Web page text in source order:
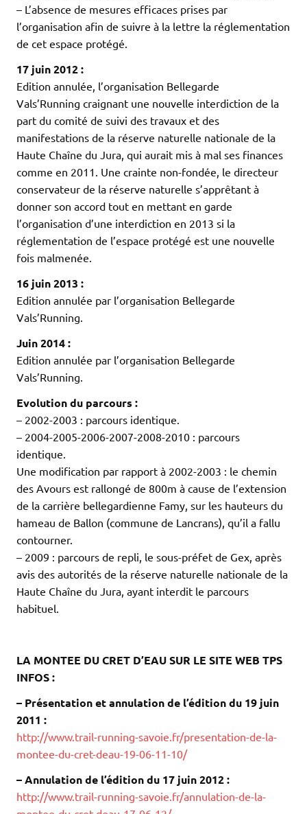
– L’absence de mesures efficaces prises par
l’organisation afin de suivre à la lettre la réglementation
de cet espace protégé.
17 juin 2012 :
Edition annulée, l’organisation Bellegarde
Vals’Running craignant une nouvelle interdiction de la
part du comité de suivi des travaux et des
manifestations de la réserve naturelle nationale de la
Haute Chaîne du Jura, qui aurait mis à mal ses finances
comme en 2011. Une crainte non-fondée, le directeur
conservateur de la réserve naturelle s’apprêtant à
donner son accord tout en mettant en garde
l’organisation d’une interdiction en 2013 si la
réglementation de l’espace protégé est une nouvelle
fois malmenée.
16 juin 2013 :
Edition annulée par l’organisation Bellegarde
Vals’Running.
Juin 2014 :
Edition annulée par l’organisation Bellegarde
Vals’Running.
Evolution du parcours :
– 2002-2003 : parcours identique.
– 2004-2005-2006-2007-2008-2010 : parcours
identique.
Une modification par rapport à 2002-2003 : le chemin
des Avours est rallongé de 800m à cause de l’extension
de la carrière bellegardienne Famy, sur les hauteurs du
hameau de Ballon (commune de Lancrans), qu’il a fallu
contourner.
– 2009 : parcours de repli, le sous-préfet de Gex, après
avis des autorités de la réserve naturelle nationale de la
Haute Chaîne du Jura, ayant interdit le parcours
habituel.
LA MONTEE DU CRET D’EAU SUR LE SITE WEB TPS
INFOS :
– Présentation et annulation de l’édition du 19 juin
2011 :
http://www.trail-running-savoie.fr/presentation-de-la-
montee-du-cret-deau-19-06-11-10/
– Annulation de l’édition du 17 juin 2012 :
http://www.trail-running-savoie.fr/annulation-de-la-